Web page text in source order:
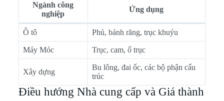
Ngành công
nghiệp
Ứng dụng
Ô tô Phủ, bánh răng, trục khuỷu
Máy Móc Trục, cam, ổ trục
Xây dựng
Bu lông, đai ốc, các bộ phận cấu
trúc
Điều hướng Nhà cung cấp và Giá thành